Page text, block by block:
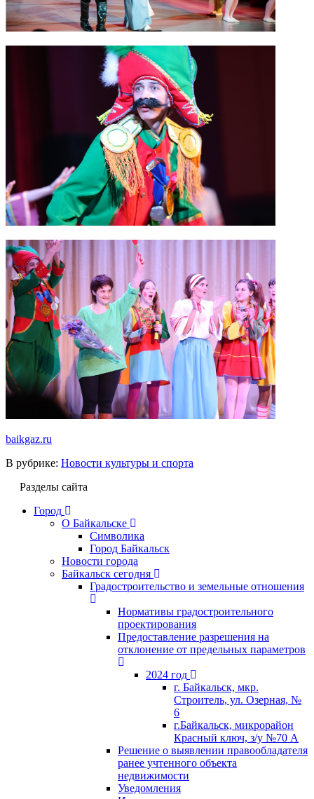
baikgaz.ru
В рубрике: Новости культуры и спорта
Разделы сайта
Город
О Байкальске
Символика
Город Байкальск
Новости города
Байкальск сегодня
Градостроительство и земельные отношения
Нормативы градостроительного
проектирования
Предоставление разрешения на
отклонение от предельных параметров
2024 год
г. Байкальск, мкр.
Строитель, ул. Озерная, №
6
г.Байкальск, микрорайон
Красный ключ, з/у №70 А
Решение о выявлении правообладателя
ранее учтенного объекта
недвижимости
Уведомления